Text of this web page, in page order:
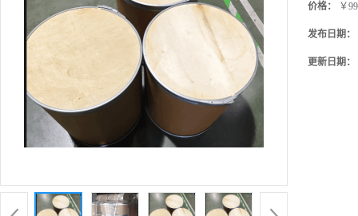
价格： ￥
发布日期：
更新日期：